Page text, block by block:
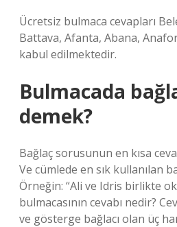
Ücretsiz bulmaca cevapları
Battava, Afanta, Abana,
kabul edilmektedir.
Bulmacada
demek?
Bağlaç sorusunun en kısa
Ve cümlede en sık kullanılan
Örneğin: “Ali ve Idris birlikte
bulmacasının cevabı nedir?
ve gösterge bağlacı olan üç